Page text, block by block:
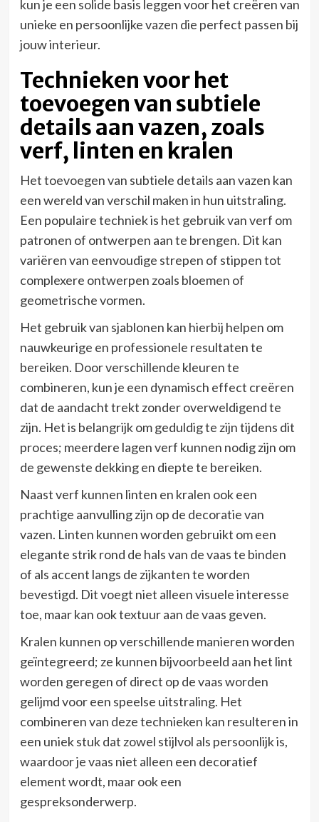
kun je een solide basis leggen voor het creëren van
unieke en persoonlijke vazen die perfect passen bij
jouw interieur.
Technieken voor het
toevoegen van subtiele
details aan vazen, zoals
verf, linten en kralen
Het toevoegen van subtiele details aan vazen kan
een wereld van verschil maken in hun uitstraling.
Een populaire techniek is het gebruik van verf om
patronen of ontwerpen aan te brengen. Dit kan
variëren van eenvoudige strepen of stippen tot
complexere ontwerpen zoals bloemen of
geometrische vormen.
Het gebruik van sjablonen kan hierbij helpen om
nauwkeurige en professionele resultaten te
bereiken. Door verschillende kleuren te
combineren, kun je een dynamisch effect creëren
dat de aandacht trekt zonder overweldigend te
zijn. Het is belangrijk om geduldig te zijn tijdens dit
proces; meerdere lagen verf kunnen nodig zijn om
de gewenste dekking en diepte te bereiken.
Naast verf kunnen linten en kralen ook een
prachtige aanvulling zijn op de decoratie van
vazen. Linten kunnen worden gebruikt om een
elegante strik rond de hals van de vaas te binden
of als accent langs de zijkanten te worden
bevestigd. Dit voegt niet alleen visuele interesse
toe, maar kan ook textuur aan de vaas geven.
Kralen kunnen op verschillende manieren worden
geïntegreerd; ze kunnen bijvoorbeeld aan het lint
worden geregen of direct op de vaas worden
gelijmd voor een speelse uitstraling. Het
combineren van deze technieken kan resulteren in
een uniek stuk dat zowel stijlvol als persoonlijk is,
waardoor je vaas niet alleen een decoratief
element wordt, maar ook een
gespreksonderwerp.